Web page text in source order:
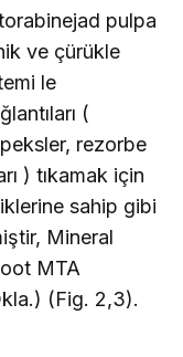
pulpa
ve çürükle
le
(
rezorbe
) tıkamak için
sahip gibi
Mineral
MTA
(Fig. 2,3).